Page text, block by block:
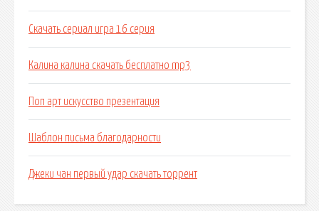
Скачать сериал игра 16 серия
Калина калина скачать бесплатно mp3
Поп арт искусство презентация
Шаблон письма благодарности
Джеки чан первый удар скачать торрент